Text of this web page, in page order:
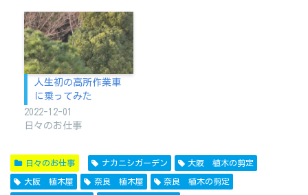
人生初の高所作業車
に乗ってみた
2022-12-01
日々のお仕事
日々のお仕事 ナカニシガーデン 大阪 植木の剪定
大阪 植木屋 奈良 植木屋 奈良 植木の剪定